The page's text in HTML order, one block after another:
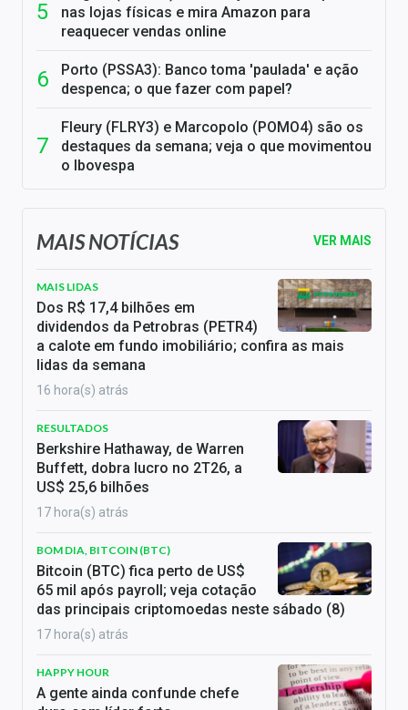
nas lojas físicas e mira Amazon para
reaquecer vendas online
Porto (PSSA3): Banco toma 'paulada' e ação
despenca; o que fazer com papel?
Fleury (FLRY3) e Marcopolo (POMO4) são os
destaques da semana; veja o que movimentou
o Ibovespa
MAIS NOTÍCIAS VER MAIS
MAIS LIDAS
Dos R$ 17,4 bilhões em
dividendos da Petrobras (PETR4)
a calote em fundo imobiliário; confira as mais
lidas da semana
16 hora(s) atrás
RESULTADOS
Berkshire Hathaway, de Warren
Buffett, dobra lucro no 2T26, a
US$ 25,6 bilhões
17 hora(s) atrás
BOM DIA, BITCOIN (BTC)
Bitcoin (BTC) fica perto de US$
65 mil após payroll; veja cotação
das principais criptomoedas neste sábado (8)
17 hora(s) atrás
HAPPY HOUR
A gente ainda confunde chefe